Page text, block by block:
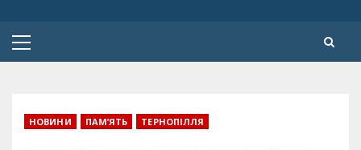
Primary
НОВИНИ ПАМ’ЯТЬ ТЕРНОПІЛЛЯ